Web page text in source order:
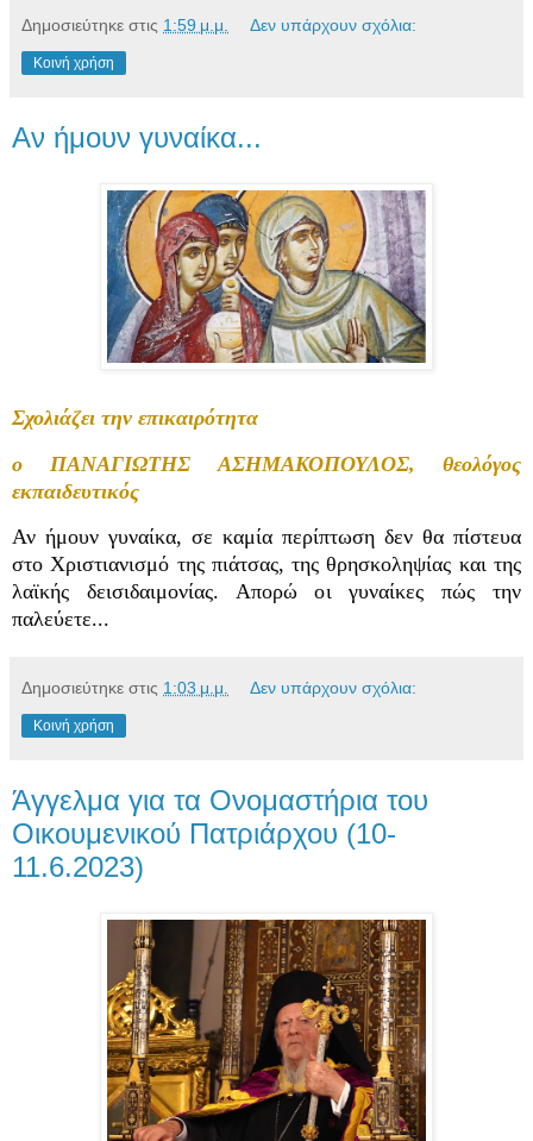
Δημοσιεύτηκε στις 1:59 μ.μ. Δεν υπάρχουν σχόλια:
Κοινή χρήση
Αν ήμουν γυναίκα...
Σχολιάζει την επικαιρότητα
ο ΠΑΝΑΓΙΩΤΗΣ ΑΣΗΜΑΚΟΠΟΥΛΟΣ, θεολόγος
εκπαιδευτικός
Αν ήμουν γυναίκα, σε καμία περίπτωση δεν θα πίστευα
στο Χριστιανισμό της πιάτσας, της θρησκοληψίας και της
λαϊκής δεισιδαιμονίας. Απορώ οι γυναίκες πώς την
παλεύετε...
Δημοσιεύτηκε στις 1:03 μ.μ. Δεν υπάρχουν σχόλια:
Κοινή χρήση
Άγγελμα για τα Ονομαστήρια του
Οικουμενικού Πατριάρχου (10-
11.6.2023)